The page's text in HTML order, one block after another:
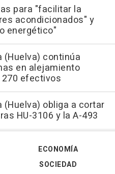
para "facilitar la
acondicionados" y
energético"
(Huelva) continúa
en alejamiento
efectivos
(Huelva) obliga a cortar
HU-3106 y la A-493
ECONOMÍA
SOCIEDAD